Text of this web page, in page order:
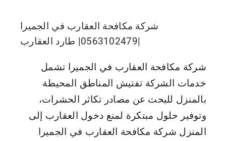
شركة مكافحة العقارب في الجميرا
|0563102479| طارد العقارب
شركة مكافحة العقارب في الجميرا تشمل
خدمات الشركة تفتيش المناطق المحيطة
بالمنزل للبحث عن مصادر تكاثر الحشرات،
وتوفير حلول مبتكرة لمنع دخول العقارب إلى
المنزل شركة مكافحة العقارب في الجميرا